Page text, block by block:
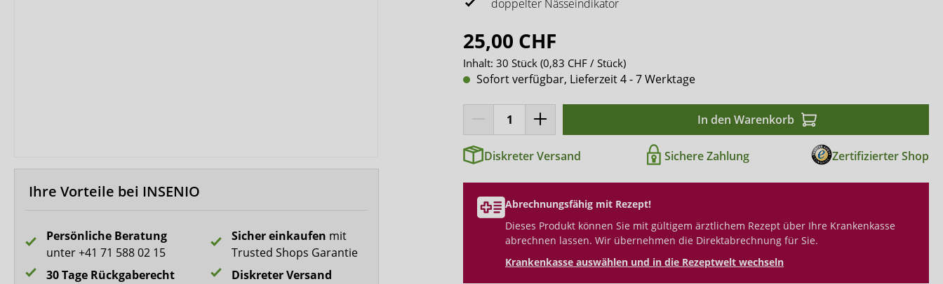
DryNites
Ihre Vorteile bei INSENIO
Persönliche Beratung
unter +41 71 588 02 15
30 Tage Rückgaberecht
Sicher einkaufen mit
Trusted Shops Garantie
Diskreter Versand
doppelter Nässeindikator
25,00 CHF
Inhalt: 30 Stück (0,83 CHF / Stück)
Sofort verfügbar, Lieferzeit 4 - 7 Werktage
In den Warenkorb
Diskreter Versand Sichere Zahlung Zertifizierter Shop
Abrechnungsfähig mit Rezept!
Dieses Produkt können Sie mit gültigem ärztlichem Rezept über Ihre Krankenkasse
abrechnen lassen. Wir übernehmen die Direktabrechnung für Sie.
Krankenkasse auswählen und in die Rezeptwelt wechseln